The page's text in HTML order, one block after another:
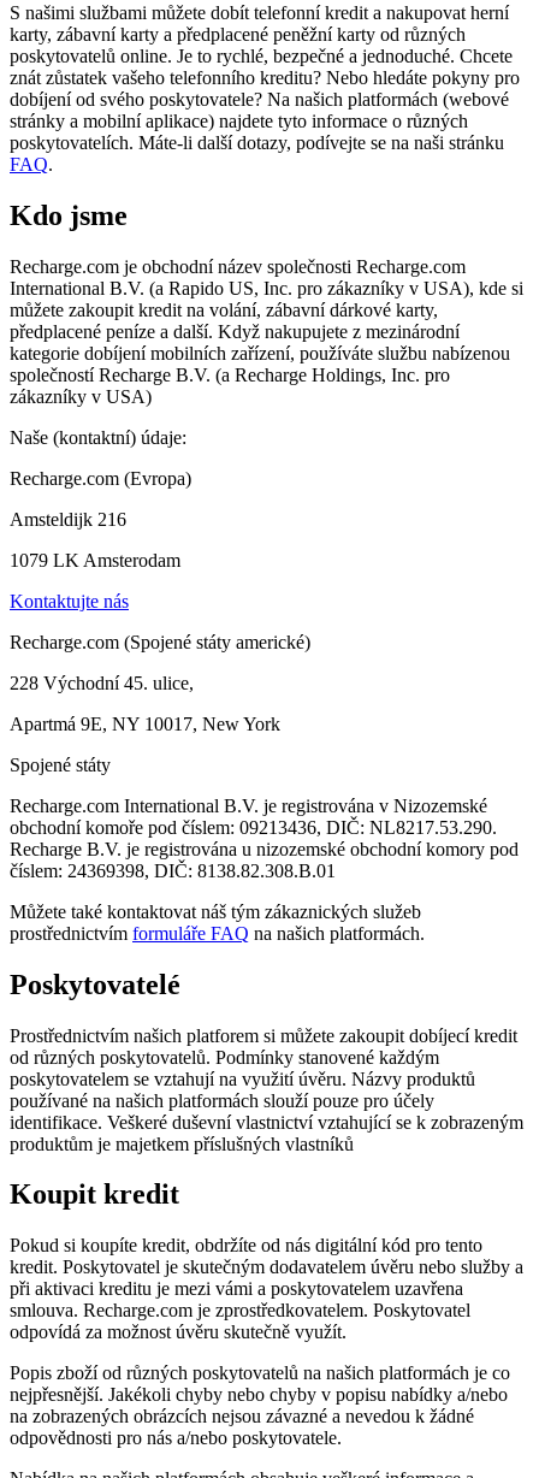
S našimi službami můžete dobít telefonní kredit a nakupovat herní
karty, zábavní karty a předplacené peněžní karty od různých
poskytovatelů online. Je to rychlé, bezpečné a jednoduché. Chcete
znát zůstatek vašeho telefonního kreditu? Nebo hledáte pokyny pro
dobíjení od svého poskytovatele? Na našich platformách (webové
stránky a mobilní aplikace) najdete tyto informace o různých
poskytovatelích. Máte-li další dotazy, podívejte se na naši stránku
FAQ.
Kdo jsme
Recharge.com je obchodní název společnosti Recharge.com
International B.V. (a Rapido US, Inc. pro zákazníky v USA), kde si
můžete zakoupit kredit na volání, zábavní dárkové karty,
předplacené peníze a další. Když nakupujete z mezinárodní
kategorie dobíjení mobilních zařízení, používáte službu nabízenou
společností Recharge B.V. (a Recharge Holdings, Inc. pro
zákazníky v USA)
Naše (kontaktní) údaje:
Recharge.com (Evropa)
Amsteldijk 216
1079 LK Amsterodam
Kontaktujte nás
Recharge.com (Spojené státy americké)
228 Východní 45. ulice,
Apartmá 9E, NY 10017, New York
Spojené státy
Recharge.com International B.V. je registrována v Nizozemské
obchodní komoře pod číslem: 09213436, DIČ: NL8217.53.290.
Recharge B.V. je registrována u nizozemské obchodní komory pod
číslem: 24369398, DIČ: 8138.82.308.B.01
Můžete také kontaktovat náš tým zákaznických služeb
prostřednictvím formuláře FAQ na našich platformách.
Poskytovatelé
Prostřednictvím našich platforem si můžete zakoupit dobíjecí kredit
od různých poskytovatelů. Podmínky stanovené každým
poskytovatelem se vztahují na využití úvěru. Názvy produktů
používané na našich platformách slouží pouze pro účely
identifikace. Veškeré duševní vlastnictví vztahující se k zobrazeným
produktům je majetkem příslušných vlastníků
Koupit kredit
Pokud si koupíte kredit, obdržíte od nás digitální kód pro tento
kredit. Poskytovatel je skutečným dodavatelem úvěru nebo služby a
při aktivaci kreditu je mezi vámi a poskytovatelem uzavřena
smlouva. Recharge.com je zprostředkovatelem. Poskytovatel
odpovídá za možnost úvěru skutečně využít.
Popis zboží od různých poskytovatelů na našich platformách je co
nejpřesnější. Jakékoli chyby nebo chyby v popisu nabídky a/nebo
na zobrazených obrázcích nejsou závazné a nevedou k žádné
odpovědnosti pro nás a/nebo poskytovatele.